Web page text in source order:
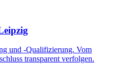
und -Qualifizierung. Vom
transparent verfolgen.